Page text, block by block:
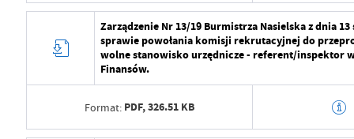
Data ostatniej aktualizacji 2024-07-29
Ostatnio zaktualizował Radosław
Wytworzył Radosław
Opublikował Radosław
Zarządzenie Nr 13/19 Burmistrza Nasielska z dnia
sprawie powołania komisji rekrutacyjnej do
wolne stanowisko urzędnicze - referent/inspektor
Finansów.
Format: PDF,326.51 KB